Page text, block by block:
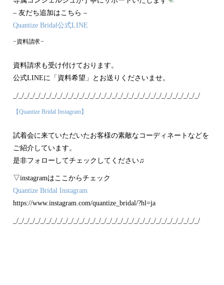
– 友だち追加はこちら –
Quantize Bridal公式LINE
−資料請求−
資料請求も受け付けております。
公式LINEに「資料希望」とお送りくださいませ。
_/_/_/_/_/_/_/_/_/_/_/_/_/_/_/_/_/_/_/_/_/_/_/_/_/_/_/_/_/_/_/_/_/_/
【Quantize Bridal Instagram】
試着会に来ていただいたお客様の素敵なコーディネートなどを
ご紹介しています。
是非フォローしてチェックしてください♫
▽instagramはここからチェック
Quantize Bridal Instagram
https://www.instagram.com/quantize_bridal/?hl=ja
_/_/_/_/_/_/_/_/_/_/_/_/_/_/_/_/_/_/_/_/_/_/_/_/_/_/_/_/_/_/_/_/_/_/